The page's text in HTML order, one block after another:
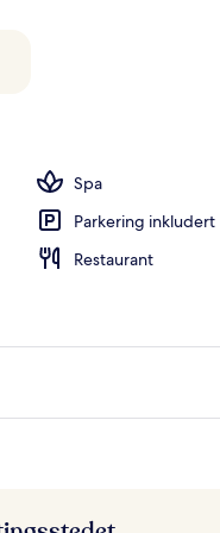
Spa
Parkering inkludert
Restaurant